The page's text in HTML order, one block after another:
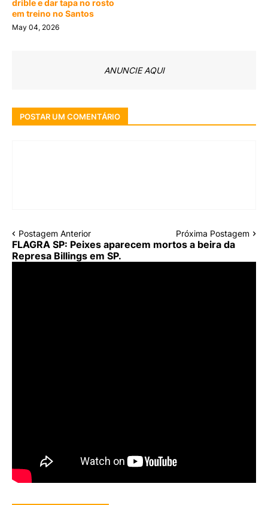
drible e dar tapa no rosto
em treino no Santos
May 04, 2026
ANUNCIE AQUI
POSTAR UM COMENTÁRIO
Postagem Anterior Próxima Postagem
FLAGRA SP: Peixes aparecem mortos a beira da
Represa Billings em SP.